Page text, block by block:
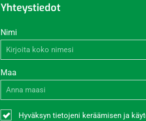
Yhteystiedot
Nimi
Maa
Hyväksyn tietojeni keräämisen ja